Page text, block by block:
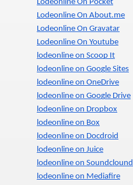
Lodeonline On Pocket
Lodeonline On About.me
Lodeonline On Gravatar
Lodeonline On Youtube
lodeonline on Scoop It
lodeonline on Google Sites
lodeonline on OneDrive
lodeonline on Google Drive
lodeonline on Dropbox
lodeonline on Box
lodeonline on Docdroid
lodeonline on Juice
lodeonline on Soundclound
lodeonline on Mediafire